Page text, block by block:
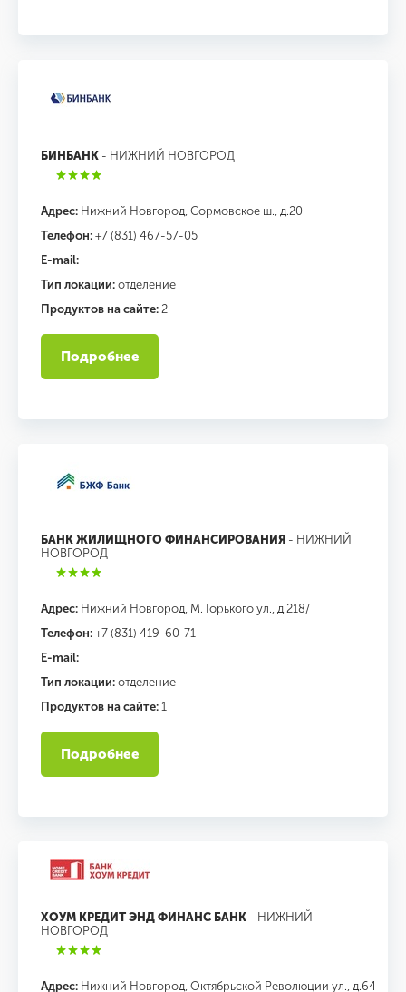
БИНБАНК - НИЖНИЙ НОВГОРОД
Адрес: Нижний Новгород, Сормовское ш., д.20
Телефон: +7 (831) 467-57-05
E-mail:
Тип локации: отделение
Продуктов на сайте: 2
Подробнее
БАНК ЖИЛИЩНОГО ФИНАНСИРОВАНИЯ - НИЖНИЙ
НОВГОРОД
Адрес: Нижний Новгород, М. Горького ул., д.218/
Телефон: +7 (831) 419-60-71
E-mail:
Тип локации: отделение
Продуктов на сайте: 1
Подробнее
ХОУМ КРЕДИТ ЭНД ФИНАНС БАНК - НИЖНИЙ
НОВГОРОД
Адрес: Нижний Новгород, Октябрьской Революции ул., д.64